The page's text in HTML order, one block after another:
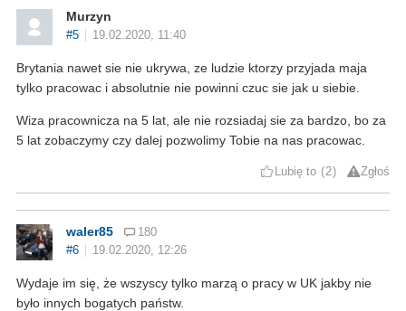
Murzyn
#5 19.02.2020, 11:40
Brytania nawet sie nie ukrywa, ze ludzie ktorzy przyjada maja
tylko pracowac i absolutnie nie powinni czuc sie jak u siebie.
Wiza pracownicza na 5 lat, ale nie rozsiadaj sie za bardzo, bo za
5 lat zobaczymy czy dalej pozwolimy Tobie na nas pracowac.
Lubię to 2 Zgłoś
waler85
180
#6
19.02.2020, 12:26
Wydaje im się, że wszyscy tylko marzą o pracy w UK jakby nie
było innych bogatych państw.